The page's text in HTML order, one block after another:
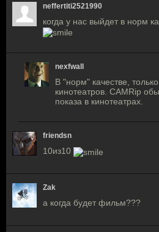
neffertiti2521990
когда у нас выйдет в норм
nexfwall
В "норм" качестве,
кинотеатров. CAMRip
показа в кинотеатрах.
friendsn
10из10
Zak
а когда будет фильм???